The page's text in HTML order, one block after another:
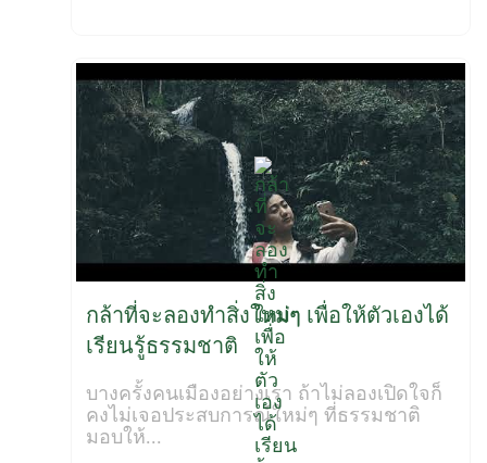
กล้าที่จะลองทำสิ่งใหม่ๆ เพื่อให้ตัวเองได้
เรียนรู้ธรรมชาติ
บางครั้งคนเมืองอย่างเรา ถ้าไม่ลองเปิดใจก็
คงไม่เจอประสบการณ์ใหม่ๆ ที่ธรรมชาติ
มอบให้...